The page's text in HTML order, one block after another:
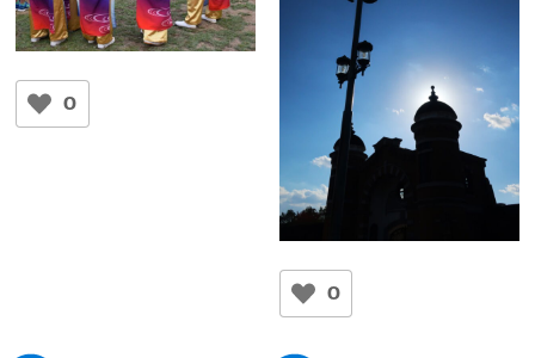
奈良公園公場
0
kamehameha
0